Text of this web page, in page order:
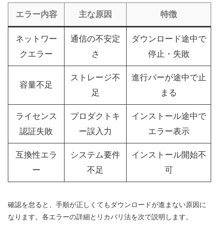
エラー内容 主な原因 特徴
ネットワー
クエラー
通信の不安定
さ
ダウンロード途中で
停止・失敗
容量不足
ストレージ不
足
進行バーが途中で止
まる
ライセンス
認証失敗
プロダクトキ
ー誤入力
インストール途中で
エラー表示
互換性エラ
ー
システム要件
不足
インストール開始不
可
確認を怠ると、手順が正しくてもダウンロードが進まない原因に
なります。各エラーの詳細とリカバリ法を次で説明します。